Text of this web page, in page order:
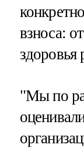
взноса:
здоровья
"Мы по